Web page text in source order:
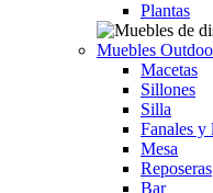
Plantas
Muebles
Macetas
Sillones
Silla
Fanales y
Mesa
Reposeras
Bar